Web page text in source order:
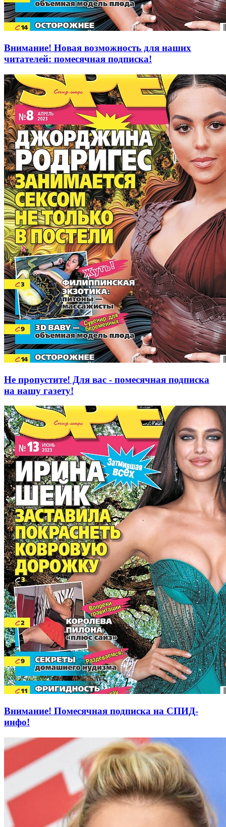
Внимание! Новая возможность для наших
читателей: помесячная подписка!
Не пропустите! Для вас - помесячная подписка
на нашу газету!
Внимание! Помесячная подписка на СПИД-
инфо!